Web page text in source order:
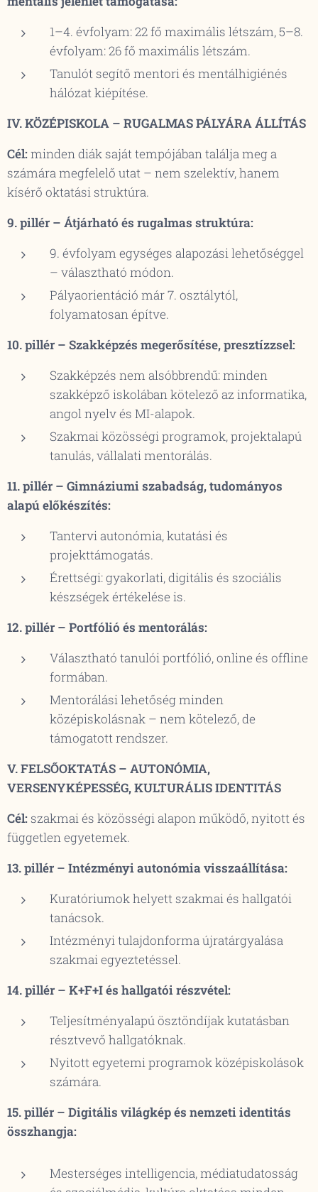
1–4. évfolyam: 22 fő maximális létszám, 5–8.
évfolyam: 26 fő maximális létszám.
Tanulót segítő mentori és mentálhigiénés
hálózat kiépítése.
IV. KÖZÉPISKOLA – RUGALMAS PÁLYÁRA ÁLLÍTÁS
Cél:minden diák saját tempójában találja meg a
számára megfelelő utat – nem szelektív, hanem
kísérő oktatási struktúra.
9. pillér – Átjárható és rugalmas struktúra:
9. évfolyam egységes alapozási lehetőséggel
– választható módon.
Pályaorientáció már 7. osztálytól,
folyamatosan építve.
10. pillér – Szakképzés megerősítése, presztízzsel:
Szakképzés nem alsóbbrendű: minden
szakképző iskolában kötelező az informatika,
angol nyelv és MI-alapok.
Szakmai közösségi programok, projektalapú
tanulás, vállalati mentorálás.
11. pillér – Gimnáziumi szabadság, tudományos
alapú előkészítés:
Tantervi autonómia, kutatási és
projekttámogatás.
Érettségi: gyakorlati, digitális és szociális
készségek értékelése is.
12. pillér – Portfólió és mentorálás:
Választható tanulói portfólió, online és offline
formában.
Mentorálási lehetőség minden
középiskolásnak – nem kötelező, de
támogatott rendszer.
V. FELSŐOKTATÁS – AUTONÓMIA,
VERSENYKÉPESSÉG, KULTURÁLIS IDENTITÁS
Cél: szakmai és közösségi alapon működő, nyitott és
független egyetemek.
13. pillér – Intézményi autonómia visszaállítása:
Kuratóriumok helyett szakmai és hallgatói
tanácsok.
Intézményi tulajdonforma újratárgyalása
szakmai egyeztetéssel.
14. pillér – K+F+I és hallgatói részvétel:
Teljesítményalapú ösztöndíjak kutatásban
résztvevő hallgatóknak.
Nyitott egyetemi programok középiskolások
számára.
15. pillér – Digitális világkép és nemzeti identitás
összhangja:
Mesterséges intelligencia, médiatudatosság